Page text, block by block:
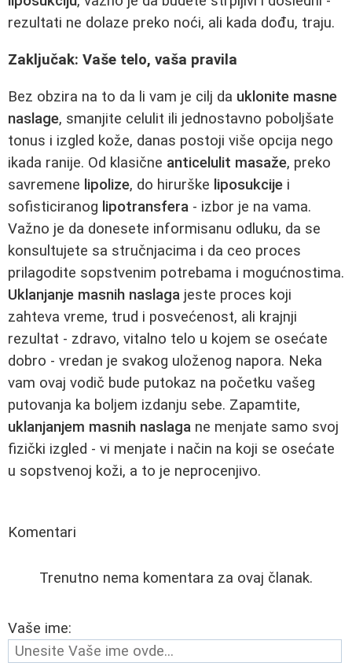
rezultati ne dolaze preko noći, ali kada dođu, traju.
Zaključak: Vaše telo, vaša pravila
Bez obzira na to da li vam je cilj da uklonite masne
naslage, smanjite celulit ili jednostavno poboljšate
tonus i izgled kože, danas postoji više opcija nego
ikada ranije. Od klasične anticelulit masaže, preko
savremene lipolize, do hirurške liposukcije i
sofisticiranog lipotransfera - izbor je na vama.
Važno je da donesete informisanu odluku, da se
konsultujete sa stručnjacima i da ceo proces
prilagodite sopstvenim potrebama i mogućnostima.
Uklanjanje masnih naslaga jeste proces koji
zahteva vreme, trud i posvećenost, ali krajnji
rezultat - zdravo, vitalno telo u kojem se osećate
dobro - vredan je svakog uloženog napora. Neka
vam ovaj vodič bude putokaz na početku vašeg
putovanja ka boljem izdanju sebe. Zapamtite,
uklanjanjem masnih naslaga ne menjate samo svoj
fizički izgled - vi menjate i način na koji se osećate
u sopstvenoj koži, a to je neprocenjivo.
Komentari
Trenutno nema komentara za ovaj članak.
Vaše ime: